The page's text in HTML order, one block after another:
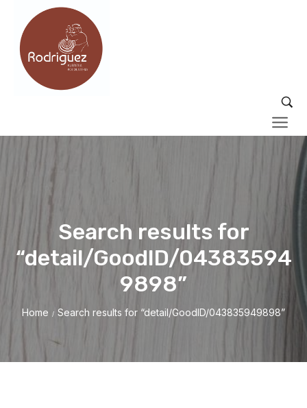
Search results for
“detail/GoodID/04383594
9898”
Home / Search results for “detail/GoodID/043835949898”